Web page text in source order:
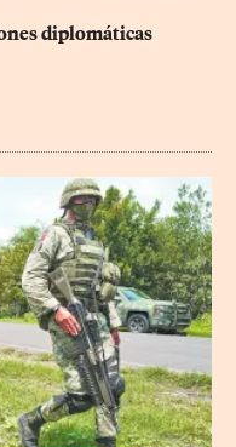
diplomáticas